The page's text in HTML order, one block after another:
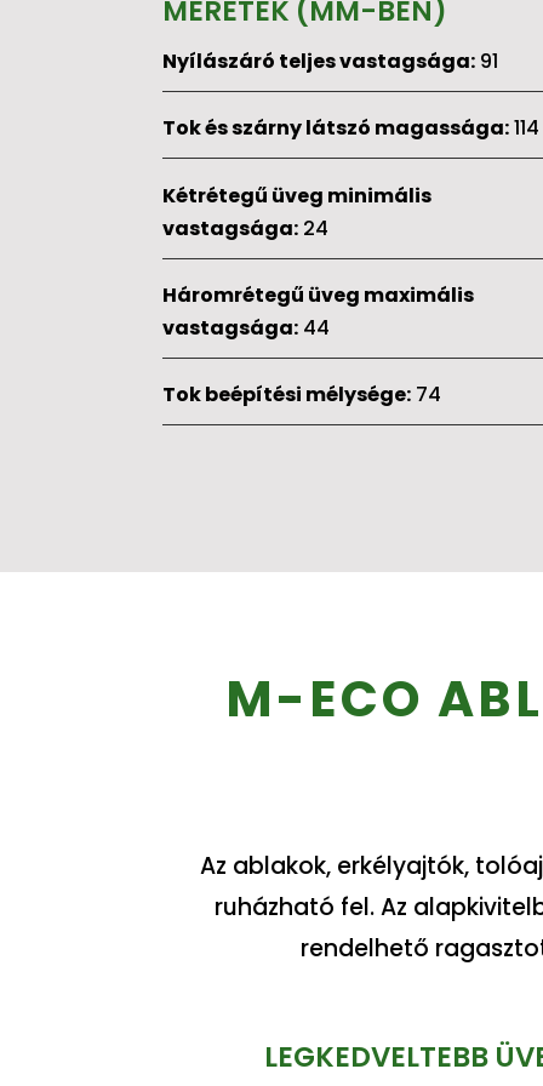
MÉRETEK (MM-BEN)
Nyílászáró teljes vastagsága: 91
Tok és szárny látszó magassága:114
Kétrétegű üveg minimális
vastagsága: 24
Háromrétegű üveg maximális
vastagsága: 44
Tok beépítési mélysége: 74
M-ECO
Az ablakok, erkélyajtók,
ruházható fel. Az
rendelhető
LEGKEDVELTEBB